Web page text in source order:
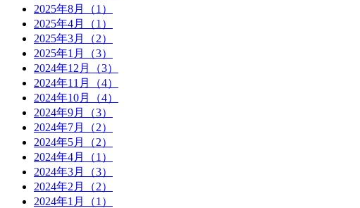
2025年8月（1）
2025年4月（1）
2025年3月（2）
2025年1月（3）
2024年12月（3）
2024年11月（4）
2024年10月（4）
2024年9月（3）
2024年7月（2）
2024年5月（2）
2024年4月（1）
2024年3月（3）
2024年2月（2）
2024年1月（1）